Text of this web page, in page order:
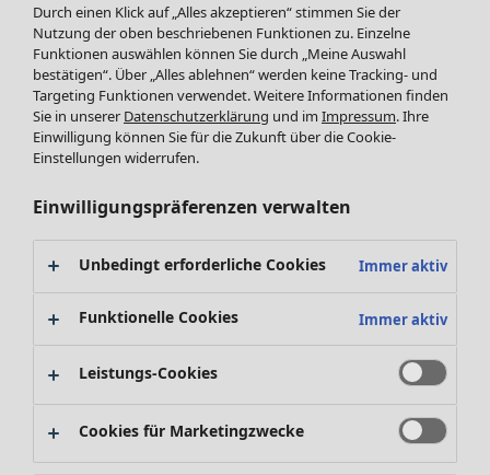
Röcke
Jacken & Mäntel
Leggings /Strumpfhosen
Accessoires
Schuhe
Bademode
SALE Zuhause
Dekoration
Teppiche
Durch einen Klick auf „Alles akzeptieren“ stimmen Sie der
Nutzung der oben beschriebenen Funktionen zu. Einzelne
Funktionen auswählen können Sie durch „Meine Auswahl
bestätigen“. Über „Alles ablehnen“ werden keine Tracking- und
Targeting Funktionen verwendet. Weitere Informationen finden
Sie in unserer Datenschutzerklärung und im Impressum. Ihre
Einwilligung können Sie für die Zukunft über die Cookie-
Einstellungen widerrufen.
Einwilligungspräferenzen verwalten
Unbedingt erforderliche Cookies Immer aktiv
Funktionelle Cookies Immer aktiv
Leistungs-Cookies
Cookies für Marketingzwecke